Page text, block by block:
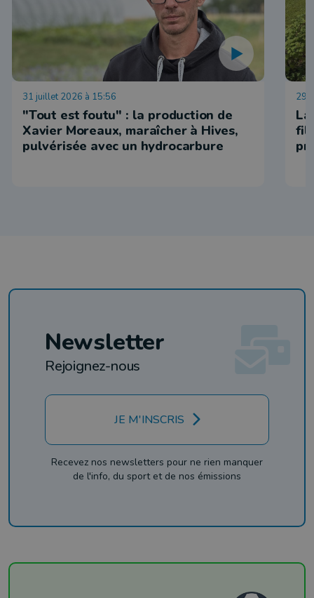
31 juillet 2026 à 15:56
"Tout est foutu" : la production de
Xavier Moreaux, maraîcher à Hives,
pulvérisée avec un hydrocarbure
29
Newsletter
Rejoignez-nous
JE M'INSCRIS
Recevez nos newsletters pour ne rien manquer
de l'info, du sport et de nos émissions